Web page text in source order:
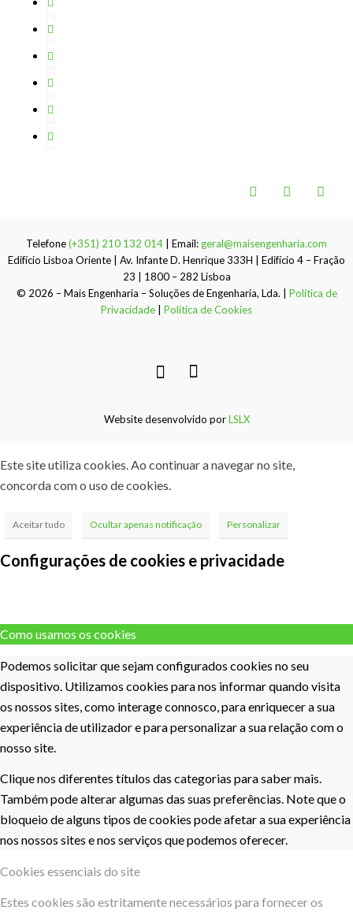
Telefone(+351) 210 132 014 | Email: geral@maisengenharia.com
Edifício Lisboa Oriente | Av. Infante D. Henrique 333H | Edifício 4 – Fração
23 | 1800 – 282 Lisboa
© 2026 – Mais Engenharia – Soluções de Engenharia, Lda. | Política de
Privacidade
Política de Cookies
Website desenvolvido porLSLX
Este site utiliza cookies. Ao continuar a navegar no site,
concorda com o uso de cookies.
Aceitar tudo Ocultar apenas notificação Personalizar
Configurações de cookies e privacidade
Como usamos os cookies
Podemos solicitar que sejam configurados cookies no seu
dispositivo. Utilizamos cookies para nos informar quando visita
os nossos sites, como interage connosco, para enriquecer a sua
experiência de utilizador e para personalizar a sua relação com o
nosso site.
Clique nos diferentes títulos das categorias para saber mais.
Também pode alterar algumas das suas preferências. Note que o
bloqueio de alguns tipos de cookies pode afetar a sua experiência
nos nossos sites e nos serviços que podemos oferecer.
Cookies essenciais do site
Estes cookies são estritamente necessários para fornecer os